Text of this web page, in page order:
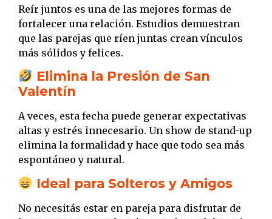
Reír juntos es una de las mejores formas de
fortalecer una relación. Estudios demuestran
que las parejas que ríen juntas crean vínculos
más sólidos y felices.
Elimina la Presión de San
Valentín
A veces, esta fecha puede generar expectativas
altas y estrés innecesario. Un show de stand-up
elimina la formalidad y hace que todo sea más
espontáneo y natural.
Ideal para Solteros y Amigos
No necesitás estar en pareja para disfrutar de